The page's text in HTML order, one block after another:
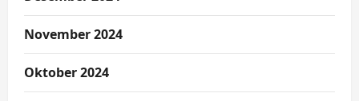
November 2024
Oktober 2024